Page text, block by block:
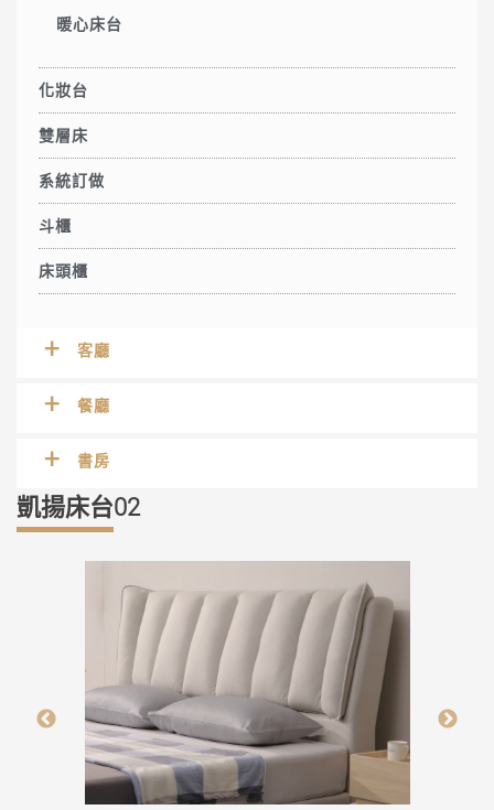
暖心床台
化妝台
雙層床
系統訂做
斗櫃
床頭櫃
客廳
餐廳
書房
凱揚床台02